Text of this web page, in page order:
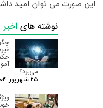
این صورت می توان امید
در ارائه راهکارها و شرایط
مورد نیاز شامل حروفچینی
سوالات پیوسته اهل دنیای
استفاده قرار گیرد.
نوشته های اخیر
می‌برد؟
۲۵ شهریور ۰۴